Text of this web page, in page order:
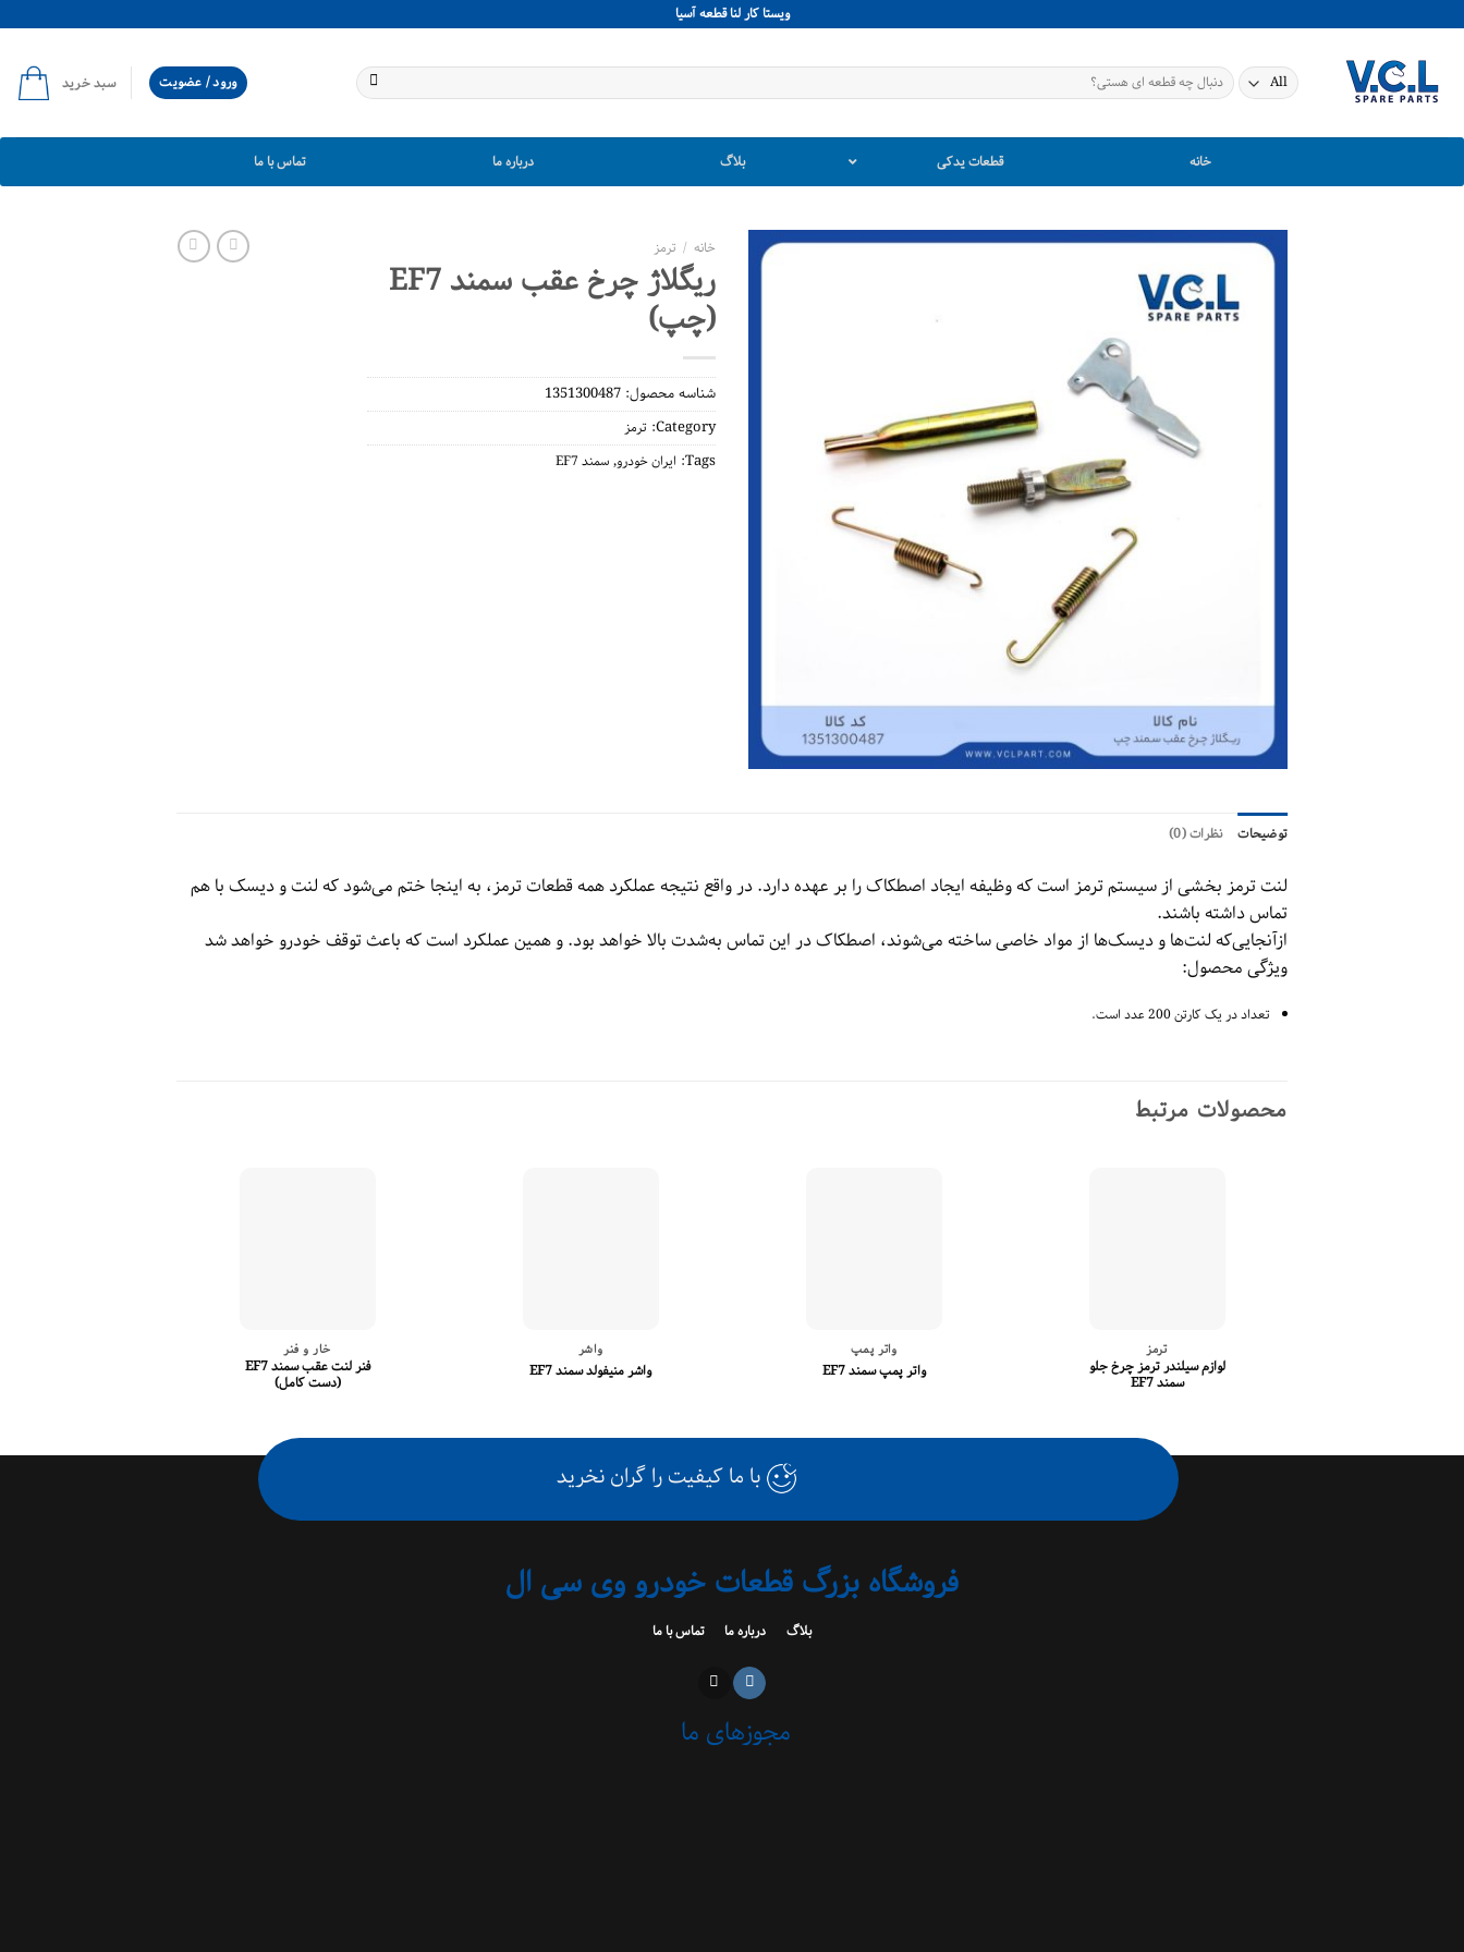
to
ويستا كار لنا قطعه آسيا
جستجو
برای:
ورود / عضویت سبد خرید
خانه قطعات یدکی بلاگ درباره ما تماس با ما
خانه / ترمز
ریگلاژ چرخ عقب سمند EF7
(چپ)
شناسه محصول: 1351300487
Category: ترمز
Tags: ایران خودرو,سمند EF7
توضیحات نظرات (0)
لنت ترمز بخشی از سیستم ترمز است که وظیفه ایجاد اصطکاک را بر عهده دارد. در واقع نتیجه عملکرد همه قطعات ترمز، به اینجا ختم می‌شود که لنت و دیسک با هم
تماس داشته باشند.
ازآنجایی‌که لنت‌ها و دیسک‌ها از مواد خاصی ساخته می‌شوند، اصطکاک در این تماس به‌شدت بالا خواهد بود. و همین عملکرد است که باعث توقف خودرو خواهد شد
ویژگی محصول:
تعداد در یک کارتن 200 عدد است.
محصولات مرتبط
ترمز
لوازم سیلندر ترمز چرخ جلو
سمند EF7
واتر پمپ
واتر پمپ سمند EF7
واشر
واشر منیفولد سمند EF7
خار و فنر
فنر لنت عقب سمند EF7
(دست کامل)
با ما کیفیت را گران نخرید
فروشگاه بزرگ قطعات خودرو وی سی ال
بلاگ درباره ما تماس با ما
مجوزهای ما